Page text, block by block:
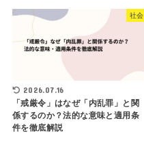
社会
2026.07.16
「戒厳令」はなぜ「内乱罪」と関
係するのか？法的な意味と適用条
件を徹底解説